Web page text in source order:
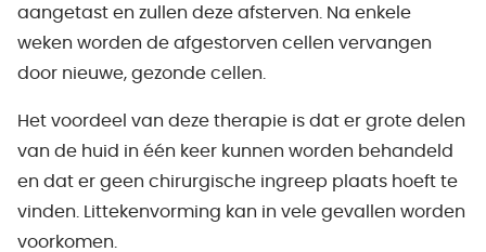
aangetast en zullen deze afsterven. Na enkele
weken worden de afgestorven cellen vervangen
door nieuwe, gezonde cellen.
Het voordeel van deze therapie is dat er grote delen
van de huid in één keer kunnen worden behandeld
en dat er geen chirurgische ingreep plaats hoeft te
vinden. Littekenvorming kan in vele gevallen worden
voorkomen.